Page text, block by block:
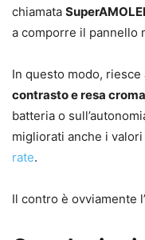
chiamata
a comporre il pannello
In questo modo,
contrasto e resa
batteria o
migliorati anche i valori
rate.
Il contro è ovviamente